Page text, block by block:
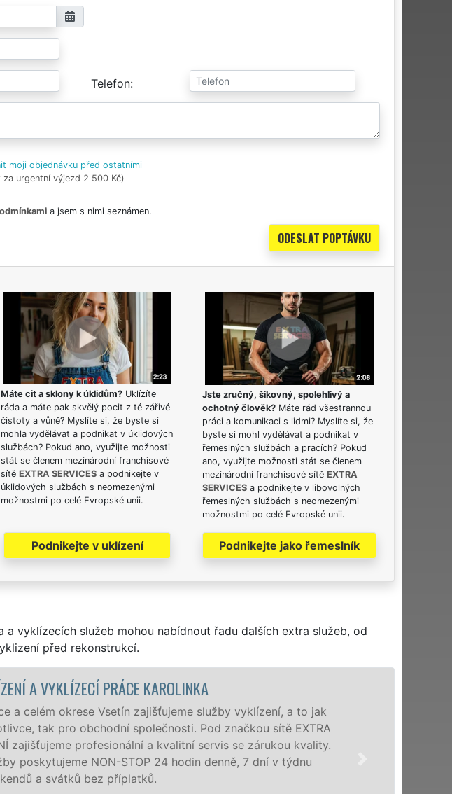
Telefon
moji objednávku před ostatními
urgentní výjezd 2 500 Kč)
a jsem s nimi seznámen.
Máte cit a sklony k úklidům?Uklízíte
ráda a máte pak skvělý pocit z té zářivé
čistoty a vůně? Myslíte si, že byste si
mohla vydělávat a podnikat v úklidových
službách? Pokud ano, využijte možnosti
stát se členem mezinárodní franchisové
sítě EXTRA SERVICESa podnikejte v
úklidových službách s neomezenými
možnostmi po celé Evropské unii.
Podnikejte v uklízení
Jste zručný, šikovný, spolehlivý a
ochotný člověk? Máte rád všestrannou
práci a komunikaci s lidmi? Myslíte si, že
byste si mohl vydělávat a podnikat v
řemeslných službách a pracích? Pokud
ano, využijte možnosti stát se členem
mezinárodní franchisové sítě EXTRA
SERVICES a podnikejte v libovolných
řemeslných službách s neomezenými
možnostmi po celé Evropské unii.
Podnikejte jako řemeslník
a vyklízecích služeb mohou nabídnout řadu dalších extra služeb, od
před rekonstrukcí.
vyklízení, a to jak
sítě EXTRA
se zárukou kvality.
7 dní v týdnu
Společnost EXTRA
poboček levné, přesto
okolí. Poskytujeme